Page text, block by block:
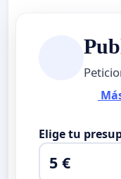
Elige tu
5 €